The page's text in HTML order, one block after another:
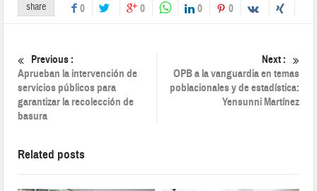
share 0 0 0 0
Previous :
Aprueban la intervención de
servicios públicos para
garantizar la recolección de
basura
Next :
OPB a la vanguardia en temas
poblacionales y de estadística:
Yensunni Martínez
Related posts